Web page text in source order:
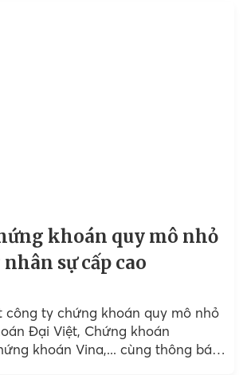
khoán quy mô nhỏ
sự cấp cao
công ty chứng khoán quy mô nhỏ
Đại Việt, Chứng khoán
khoán Vina,... cùng thông báo